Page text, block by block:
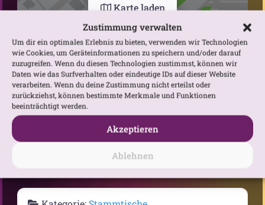
Zustimmung verwalten
Um dir ein optimales Erlebnis zu bieten, verwenden wir Technologien
wie Cookies, um Geräteinformationen zu speichern und/oder darauf
zuzugreifen. Wenn du diesen Technologien zustimmst, können wir
Daten wie das Surfverhalten oder eindeutige IDs auf dieser Website
verarbeiten. Wenn du deine Zustimmung nicht erteilst oder
zurückziehst, können bestimmte Merkmale und Funktionen
beeinträchtigt werden.
Akzeptieren
Ablehnen
Karte laden
Gib deinen Standort ein.Anfahrtsbeschreibung anfordern